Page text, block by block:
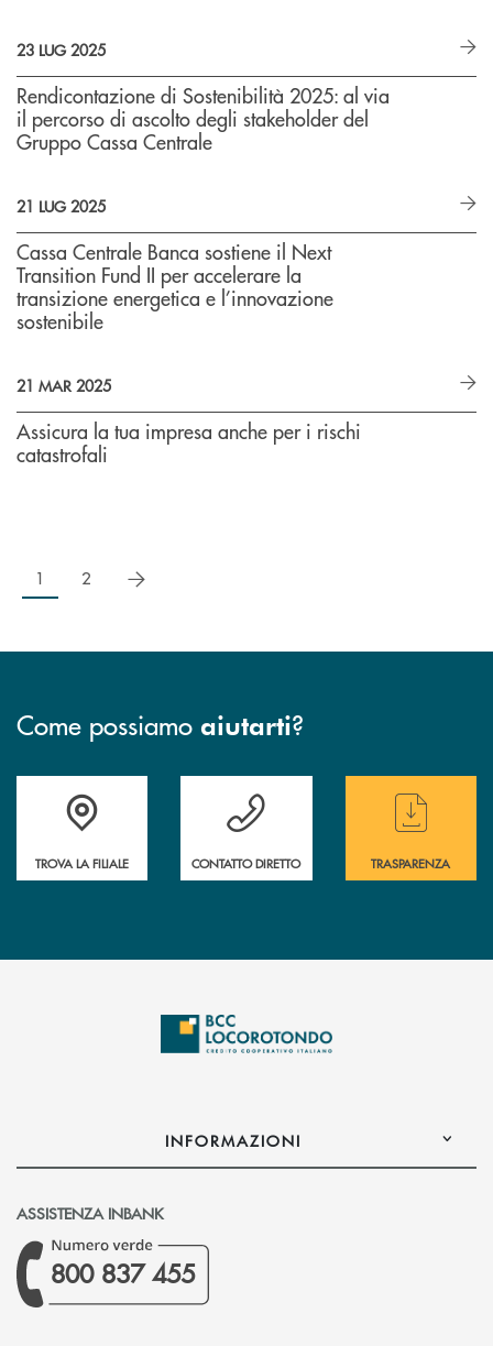
23 LUG 2025
Rendicontazione di Sostenibilità 2025: al via
il percorso di ascolto degli stakeholder del
Gruppo Cassa Centrale
21 LUG 2025
Cassa Centrale Banca sostiene il Next
Transition Fund II per accelerare la
transizione energetica e l’innovazione
sostenibile
21 MAR 2025
Assicura la tua impresa anche per i rischi
catastrofali
1 2 successivo
Come possiamo aiutarti?
Accedi all' elenco completo delle filiali
TROVA LA FILIALE
Hai bisogno di assistenza immediata ?
CONTATTO DIRETTO
Hai bisogno di
TRASPARENZA
INFORMAZIONI
ASSISTENZA INBANK
800 837 455